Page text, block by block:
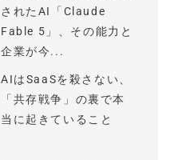
されたAI「Claude
Fable 5」、その能力と
企業が今...
AIはSaaSを殺さない、
「共存戦争」の裏で本
当に起きていること